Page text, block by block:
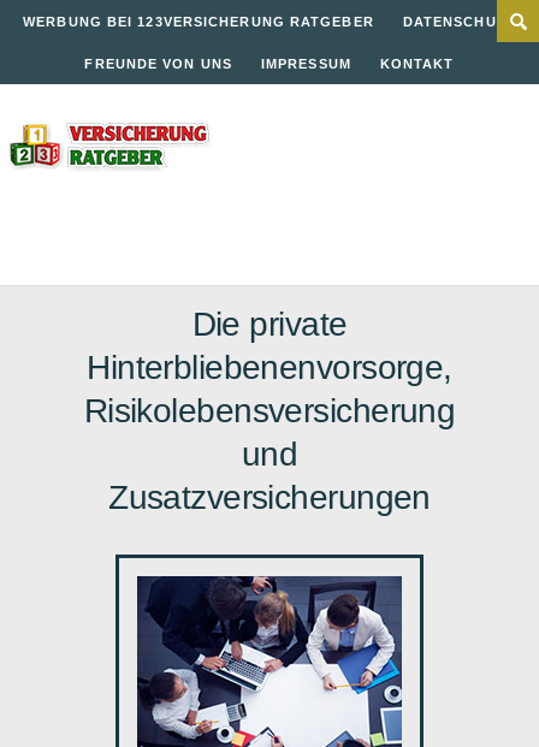
WERBUNG BEI 123VERSICHERUNG RATGEBER DATENSCHUTZ
FREUNDE VON UNS IMPRESSUM KONTAKT
Die private
Hinterbliebenenvorsorge,
Risikolebensversicherung
und
Zusatzversicherungen